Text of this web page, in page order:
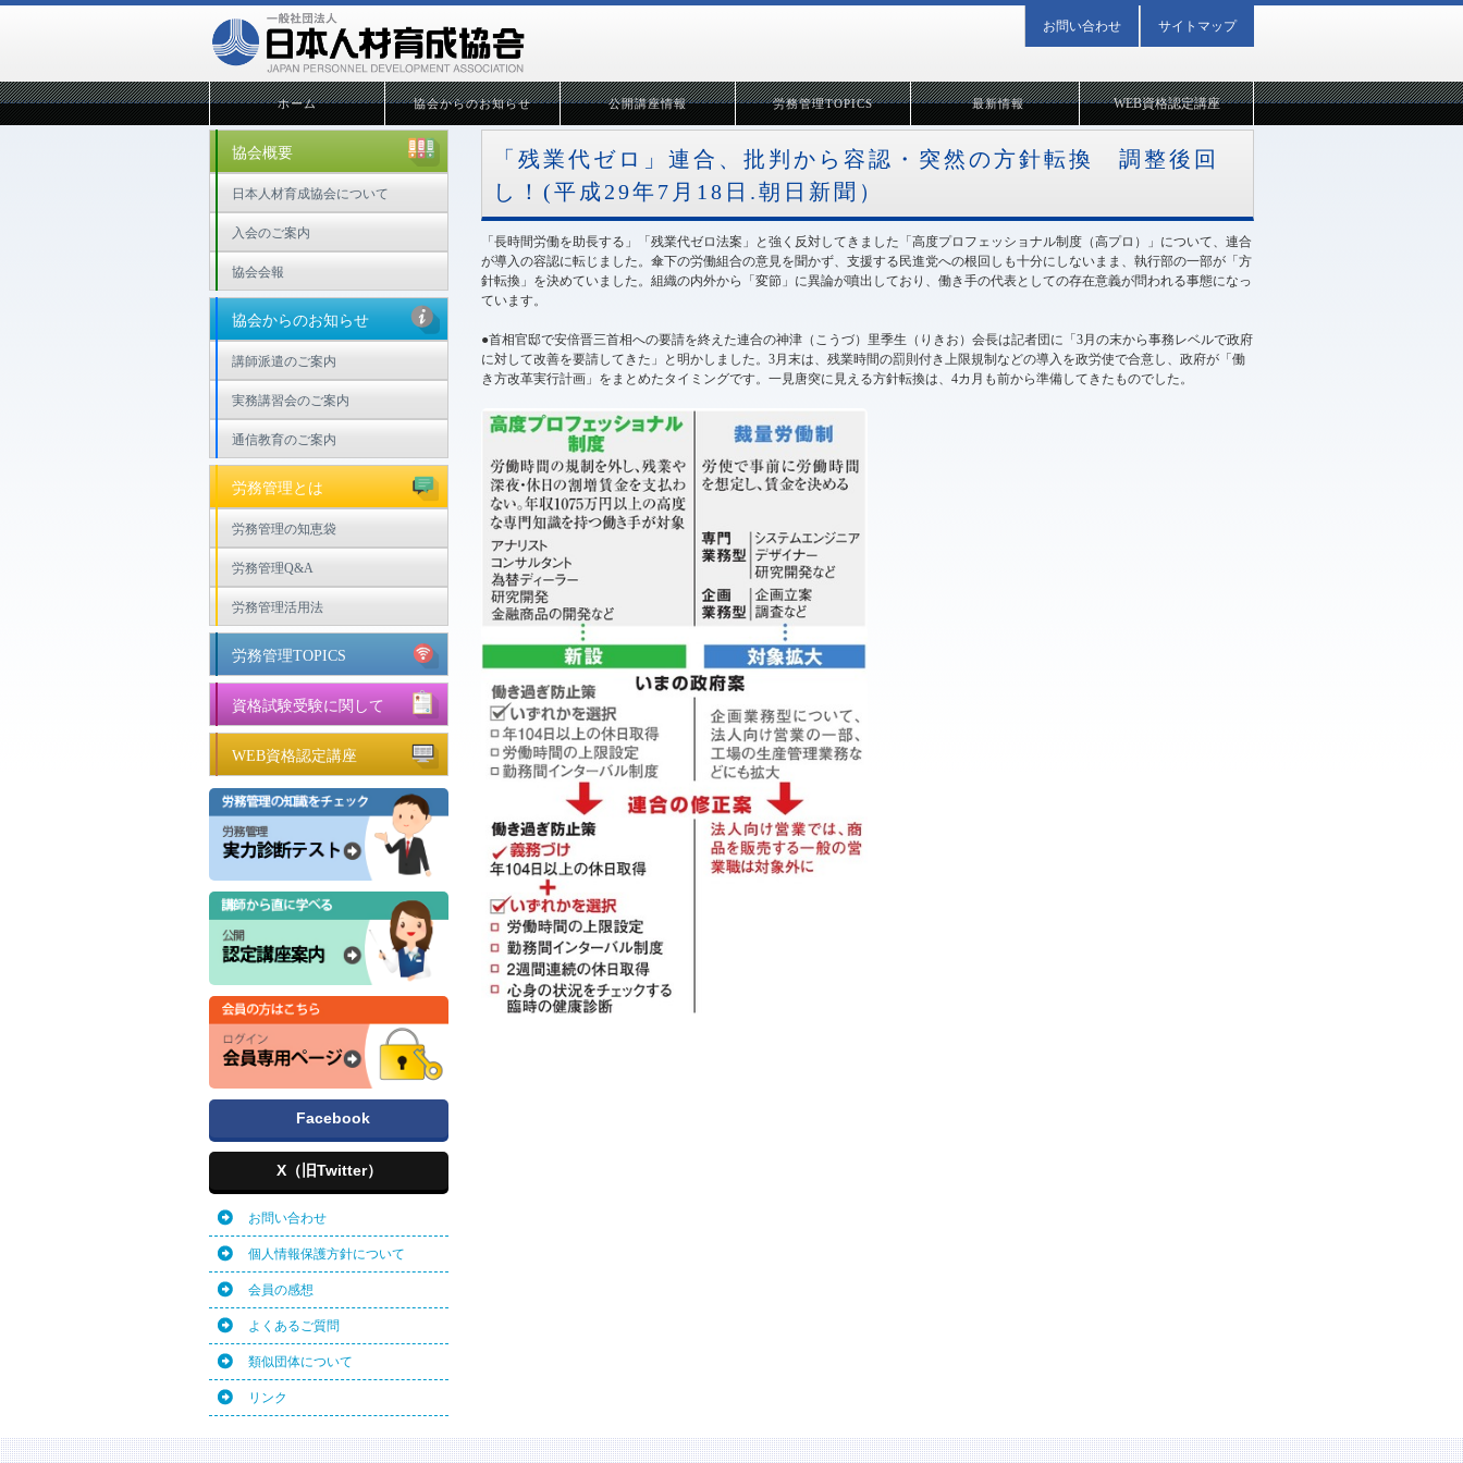
ホーム 協会からのお知らせ 公開講座情報 労務管理TOPICS 最新情報
「残業代ゼロ」連合、批判から容認・突然の方針転換 調整後回
し！(平成29年7月18日.朝日新聞）
「長時間労働を助長する」「残業代ゼロ法案」と強く反対してきました「高度プロフェッショナル制度（高プロ）」について、連合
が導入の容認に転じました。傘下の労働組合の意見を聞かず、支援する民進党への根回しも十分にしないまま、執行部の一部が「方
針転換」を決めていました。組織の内外から「変節」に異論が噴出しており、働き手の代表としての存在意義が問われる事態になっ
ています。
●首相官邸で安倍晋三首相への要請を終えた連合の神津（こうづ）里季生（りきお）会長は記者団に「3月の末から事務レベルで政府
に対して改善を要請してきた」と明かしました。3月末は、残業時間の罰則付き上限規制などの導入を政労使で合意し、政府が「働
き方改革実行計画」をまとめたタイミングです。一見唐突に見える方針転換は、4カ月も前から準備してきたものでした。
WEB資格認定講座
協会概要
日本人材育成協会について
入会のご案内
協会会報
協会からのお知らせ
講師派遣のご案内
実務講習会のご案内
通信教育のご案内
労務管理とは
労務管理の知恵袋
労務管理Q&A
労務管理活用法
労務管理TOPICS
資格試験受験に関して
WEB資格認定講座
お問い合わせ サイトマップ
Facebook
X（旧Twitter）
お問い合わせ
個人情報保護方針について
会員の感想
よくあるご質問
類似団体について
リンク